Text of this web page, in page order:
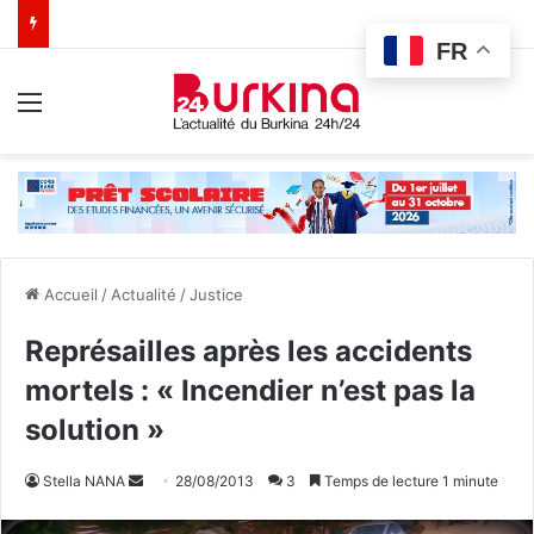
Accueil / Actualité /Justice
Représailles après les accidents
mortels : « Incendier n’est pas la
solution »
Stella NANA 28/08/2013 3 Temps de lecture 1 minute
FR